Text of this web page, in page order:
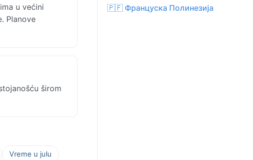
u većini
Planove
širom
Vreme u julu
🇵🇫 Француска Полинезија